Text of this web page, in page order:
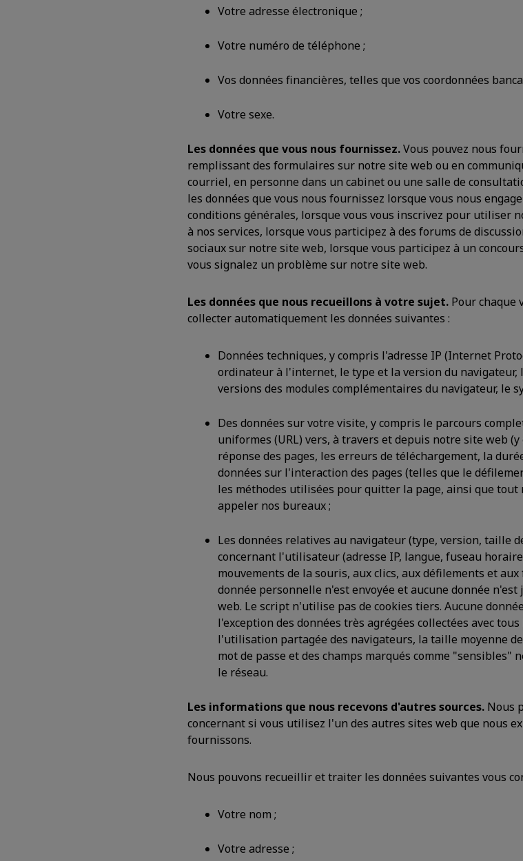
Votre adresse électronique ;
Votre numéro de téléphone ;
Vos données financières, telles que vos coordonnées
Votre sexe.
Les données que vous nous fournissez.Vous pouvez nous
remplissant des formulaires sur notre site web ou en
courriel, en personne dans un cabinet ou une salle de
les données que vous nous fournissez lorsque vous nous
conditions générales, lorsque vous vous inscrivez pour utiliser
à nos services, lorsque vous participez à des forums de
sociaux sur notre site web, lorsque vous participez à un
vous signalez un problème sur notre site web.
Les données que nous recueillons à votre sujet. Pour chaque
collecter automatiquement les données suivantes :
Données techniques, y compris l'adresse IP (Internet
ordinateur à l'internet, le type et la version du
versions des modules complémentaires du navigateur, le
Des données sur votre visite, y compris le parcours
uniformes (URL) vers, à travers et depuis notre site web
réponse des pages, les erreurs de téléchargement, la
données sur l'interaction des pages (telles que le
les méthodes utilisées pour quitter la page, ainsi que
appeler nos bureaux ;
Les données relatives au navigateur (type, version, taille
concernant l'utilisateur (adresse IP, langue, fuseau
mouvements de la souris, aux clics, aux défilements et
donnée personnelle n'est envoyée et aucune donnée
web. Le script n'utilise pas de cookies tiers. Aucune
l'exception des données très agrégées collectées avec
l'utilisation partagée des navigateurs, la taille moyenne
mot de passe et des champs marqués comme "sensibles"
le réseau.
Les informations que nous recevons d'autres sources. Nous
concernant si vous utilisez l'un des autres sites web que nous
fournissons.
Nous pouvons recueillir et traiter les données suivantes vous
Votre nom ;
Votre adresse ;